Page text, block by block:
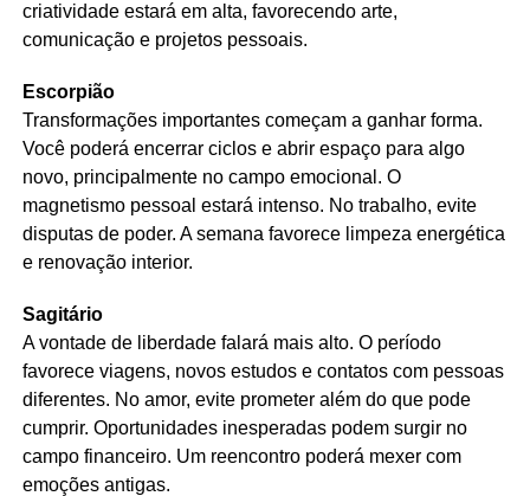
criatividade estará em alta, favorecendo arte,
comunicação e projetos pessoais.
Escorpião
Transformações importantes começam a ganhar forma.
Você poderá encerrar ciclos e abrir espaço para algo
novo, principalmente no campo emocional. O
magnetismo pessoal estará intenso. No trabalho, evite
disputas de poder. A semana favorece limpeza energética
e renovação interior.
Sagitário
A vontade de liberdade falará mais alto. O período
favorece viagens, novos estudos e contatos com pessoas
diferentes. No amor, evite prometer além do que pode
cumprir. Oportunidades inesperadas podem surgir no
campo financeiro. Um reencontro poderá mexer com
emoções antigas.